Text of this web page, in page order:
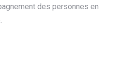
des personnes en